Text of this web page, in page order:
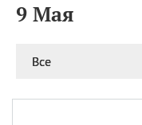
9 Мая
Все